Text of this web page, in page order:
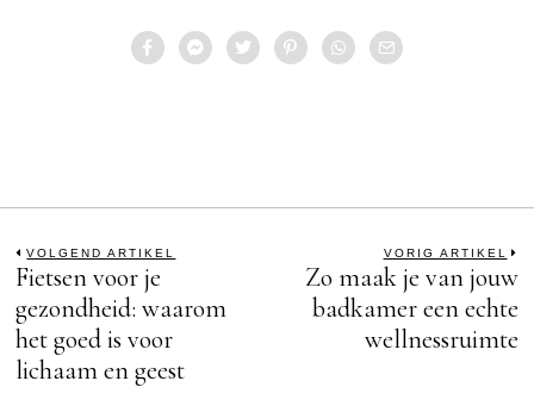
Bericht
navigatie
VOLGEND ARTIKEL
Previous
post:
Fietsen voor je
gezondheid: waarom
het goed is voor
lichaam en geest
VORIG ARTIKEL
Zo maak je van jouw
badkamer een echte
wellnessruimte